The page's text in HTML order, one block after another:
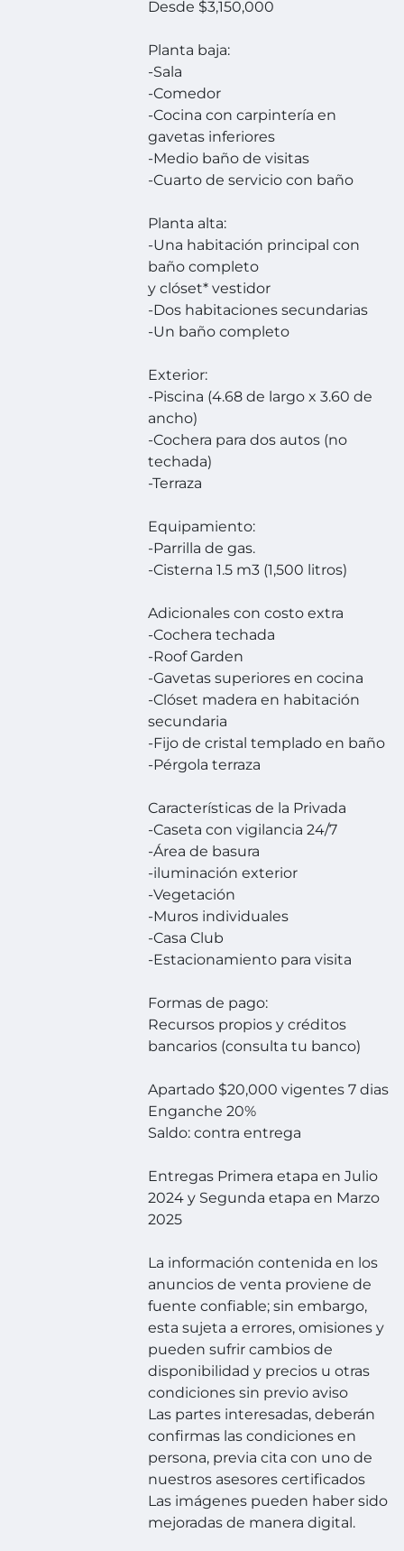
Desde $3,150,000
Planta baja:
-Sala
-Comedor
-Cocina con carpintería en
gavetas inferiores
-Medio baño de visitas
-Cuarto de servicio con baño
Planta alta:
-Una habitación principal con
baño completo
y clóset* vestidor
-Dos habitaciones secundarias
-Un baño completo
Exterior:
-Piscina (4.68 de largo x 3.60 de
ancho)
-Cochera para dos autos (no
techada)
-Terraza
Equipamiento:
-Parrilla de gas.
-Cisterna 1.5 m3 (1,500 litros)
Adicionales con costo extra
-Cochera techada
-Roof Garden
-Gavetas superiores en cocina
-Clóset madera en habitación
secundaria
-Fijo de cristal templado en baño
-Pérgola terraza
Características de la Privada
-Caseta con vigilancia 24/7
-Área de basura
-iluminación exterior
-Vegetación
-Muros individuales
-Casa Club
-Estacionamiento para visita
Formas de pago:
Recursos propios y créditos
bancarios (consulta tu banco)
Apartado $20,000 vigentes 7 dias
Enganche 20%
Saldo: contra entrega
Entregas Primera etapa en Julio
2024 y Segunda etapa en Marzo
2025
La información contenida en los
anuncios de venta proviene de
fuente confiable; sin embargo,
esta sujeta a errores, omisiones y
pueden sufrir cambios de
disponibilidad y precios u otras
condiciones sin previo aviso
Las partes interesadas, deberán
confirmas las condiciones en
persona, previa cita con uno de
nuestros asesores certificados
Las imágenes pueden haber sido
mejoradas de manera digital.